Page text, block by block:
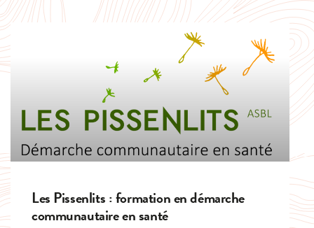
Les Pissenlits : formation en démarche
communautaire en santé